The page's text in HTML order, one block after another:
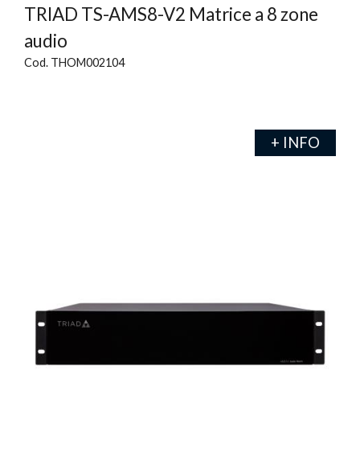
TRIAD TS-AMS8-V2 Matrice a 8 zone
audio
Cod. THOM002104
+ INFO